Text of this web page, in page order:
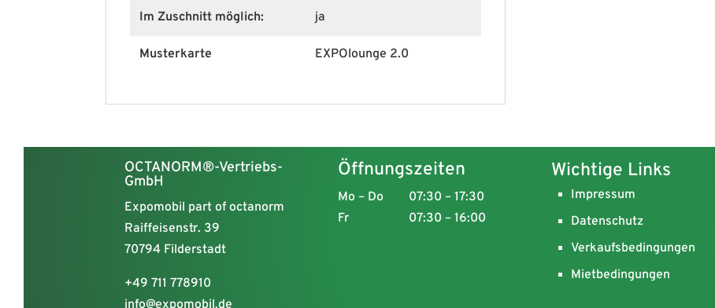
Im Zuschnitt möglich: ja
Musterkarte EXPOlounge 2.0
OCTANORM®-Vertriebs-
GmbH
Expomobil part of octanorm
Raiffeisenstr. 39
70794 Filderstadt
+49 711 778910
info@expomobil.de
Öffnungszeiten
Mo – Do
07:30 – 17:30
Fr
07:30 – 16:00
Wichtige Links
Impressum
Datenschutz
Verkaufsbedingungen
Mietbedingungen